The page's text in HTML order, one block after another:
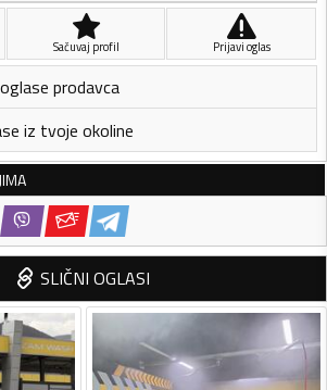
Sačuvaj profil Prijavi oglas
prodavca
iz tvoje okoline
SLIČNI OGLASI